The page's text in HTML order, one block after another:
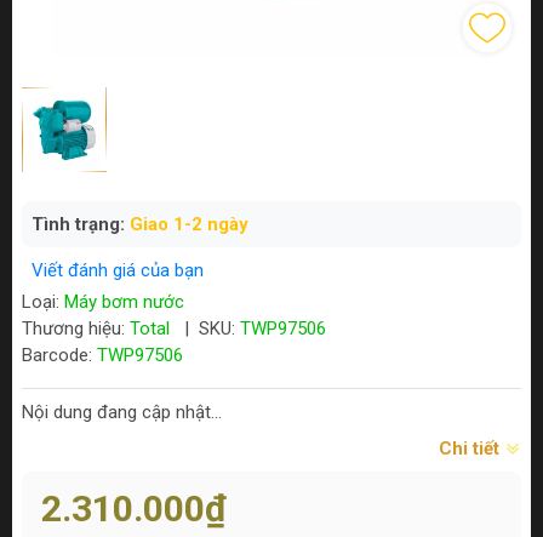
Tình trạng: Giao 1-2 ngày
Viết đánh giá của bạn
Loại: Máy bơm nước
Thương hiệu: Total SKU: TWP97506
Barcode: TWP97506
Nội dung đang cập nhật...
Chi tiết
2.310.000₫